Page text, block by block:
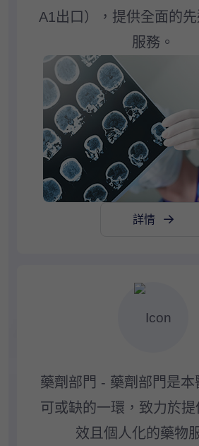
A1出口），提供全面的
服務。
詳情
藥劑部門 - 藥劑部門是本
可或缺的一環，致力於
效且個人化的藥物